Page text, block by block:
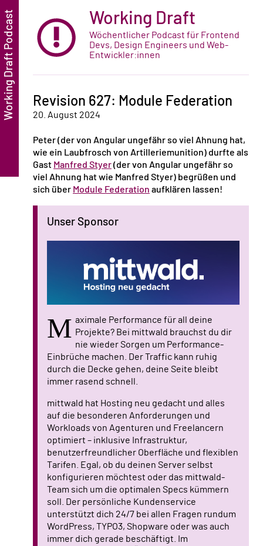
Working Draft
Wöchentlicher Podcast für Frontend
Devs, Design Engineers und Web-
Entwickler:innen
Revision 627: Module Federation
20. August 2024
Peter (der von Angular ungefähr so viel Ahnung hat,
wie ein Laubfrosch von Artilleriemunition) durfte als
Gast Manfred Styer(der von Angular ungefähr so
viel Ahnung hat wie Manfred Styer) begrüßen und
sich über Module Federation aufklären lassen!
Unser Sponsor
M aximale Performance für all deine
Projekte? Bei mittwald brauchst du dir
nie wieder Sorgen um Performance-
Einbrüche machen. Der Traffic kann ruhig
durch die Decke gehen, deine Seite bleibt
immer rasend schnell.
mittwald hat Hosting neu gedacht und alles
auf die besonderen Anforderungen und
Workloads von Agenturen und Freelancern
optimiert – inklusive Infrastruktur,
benutzerfreundlicher Oberfläche und flexiblen
Tarifen. Egal, ob du deinen Server selbst
konfigurieren möchtest oder das mittwald-
Team sich um die optimalen Specs kümmern
soll. Der persönliche Kundenservice
unterstützt dich 24/7 bei allen Fragen rundum
WordPress, TYPO3, Shopware oder was auch
immer dich gerade beschäftigt. Im